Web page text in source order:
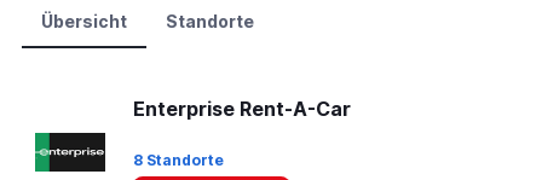
Übersicht Standorte
Enterprise Rent-A-Car
8 Standorte